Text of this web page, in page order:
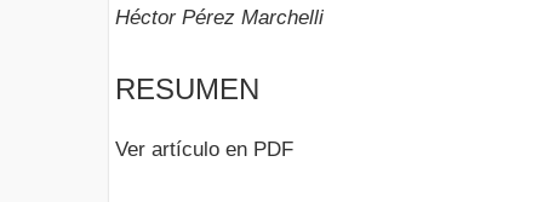
Héctor Pérez Marchelli
RESUMEN
Ver artículo en PDF